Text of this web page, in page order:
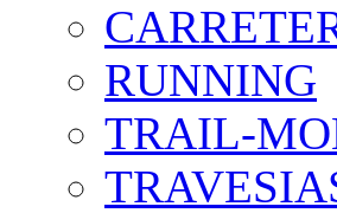
RUNNING
TRAIL-